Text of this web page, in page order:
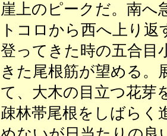
崖上のピークだ。南へ
トコロから西へ上り
登ってきた時の五合目
きた尾根筋が望める。
て、大木の目立つ花芽
疎林帯尾根をしばらく